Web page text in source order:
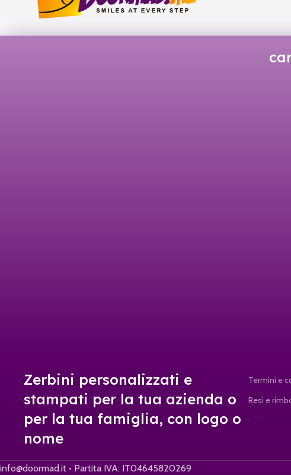
Zerbini personalizzati e
stampati per la tua azienda o
per la tua famiglia, con logo o
nome
Termini e
Resi e
info@doormad.it • Partita IVA: IT04645820269